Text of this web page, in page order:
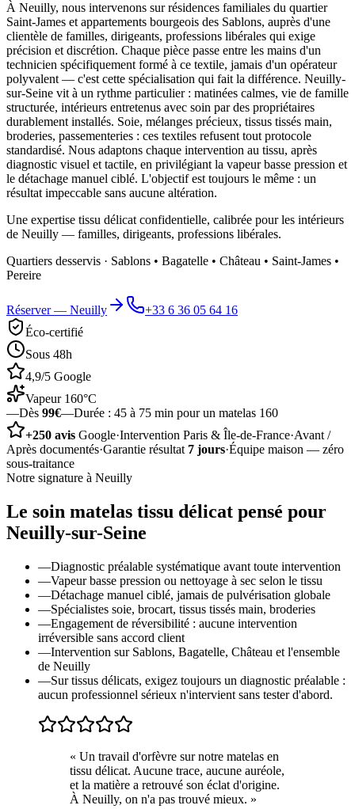
À Neuilly, nous intervenons sur résidences familiales du quartier
Saint-James et appartements bourgeois des Sablons, auprès d'une
clientèle de familles, dirigeants, professions libérales qui exige
précision et discrétion. Chaque pièce passe entre les mains d'un
technicien spécifiquement formé à ce textile, jamais d'un opérateur
polyvalent — c'est cette spécialisation qui fait la différence. Neuilly-
sur-Seine vit à un rythme particulier : matinées calmes, vie de famille
structurée, intérieurs entretenus avec soin par des propriétaires
durablement installés. Soie, mélanges précieux, tissus tissés main,
broderies, passementeries : ces textiles refusent tout protocole
standardisé. Nous adaptons chaque intervention au tissu, après
diagnostic visuel et tactile, en privilégiant la vapeur basse pression et
le détachage manuel ciblé. L'objectif est toujours le même : un
résultat impeccable sans aucune altération.
Une expertise tissu délicat confidentielle, calibrée pour les intérieurs
de Neuilly — familles, dirigeants, professions libérales.
Quartiers desservis · Sablons • Bagatelle • Château • Saint-James •
Pereire
Réserver — Neuilly
+33 6 36 05 64 16
Éco-certifié
Sous 48h
4,9/5 Google
Vapeur 160°C
—Dès 99€—Durée : 45 à 75 min pour un matelas 160
+250 avis Google·Intervention Paris & Île-de-France·Avant /
Après documentés·Garantie résultat 7 jours·Équipe maison — zéro
sous-traitance
Notre signature à Neuilly
Le soin matelas tissu délicat pensé pour
Neuilly-sur-Seine
—Diagnostic préalable systématique avant toute intervention
—Vapeur basse pression ou nettoyage à sec selon le tissu
—Détachage manuel ciblé, jamais de pulvérisation globale
—Spécialistes soie, brocart, tissus tissés main, broderies
—Engagement de réversibilité : aucune intervention
irréversible sans accord client
—Intervention sur Sablons, Bagatelle, Château et l'ensemble
de Neuilly
—Sur tissus délicats, exigez toujours un diagnostic préalable :
aucun professionnel sérieux n'intervient sans tester d'abord.
« Un travail d'orfèvre sur notre matelas en
tissu délicat. Aucune trace, aucune auréole,
et la matière a retrouvé son éclat d'origine.
À Neuilly, on n'a pas trouvé mieux. »